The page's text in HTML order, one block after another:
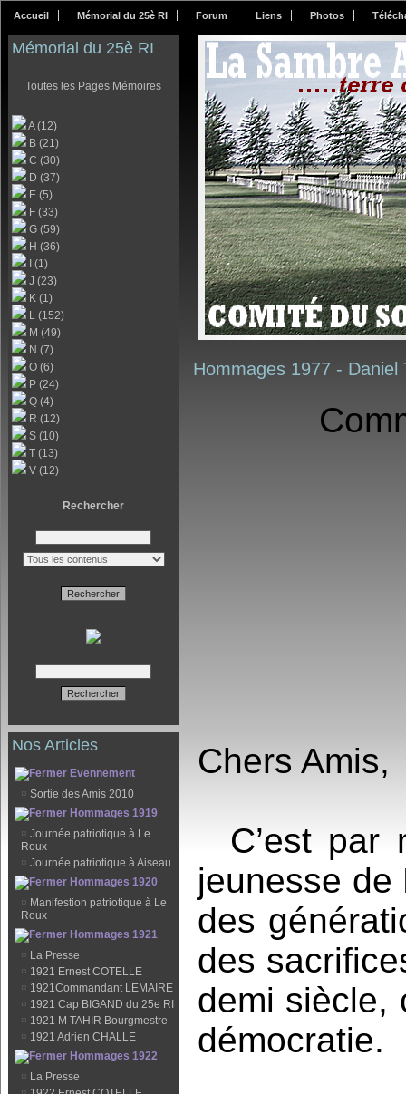
Accueil Mémorial du 25è RI Forum Liens Photos
Mémorial du 25è RI
Toutes les Pages Mémoires
A (12)
B (21)
C (30)
D (37)
E (5)
F (33)
G (59)
H (36)
I (1)
J (23)
K (1)
L (152)
M (49)
N (7)
O (6)
P (24)
Q (4)
R (12)
S (10)
T (13)
V (12)
Rechercher
Nos Articles
Evennement
¤ Sortie des Amis 2010
Hommages 1919
¤ Journée patriotique à Le
Roux
¤ Journée patriotique à Aiseau
Hommages 1920
¤ Manifestion patriotique à Le
Roux
Hommages 1921
¤ La Presse
¤ 1921 Ernest COTELLE
¤ 1921Commandant LEMAIRE
¤ 1921 Cap BIGAND du 25e RI
¤ 1921 M TAHIR Bourgmestre
¤ 1921 Adrien CHALLE
Hommages 1922
¤ La Presse
Hommages 1977 - Daniel
Chers Amis,
C’est par
jeunesse de
des
des
demi siècle,
démocratie.